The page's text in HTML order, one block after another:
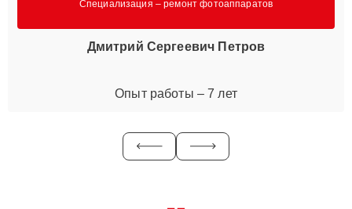
Специализация – ремонт фотоаппаратов
Дмитрий Сергеевич Петров
Опыт работы – 7 лет